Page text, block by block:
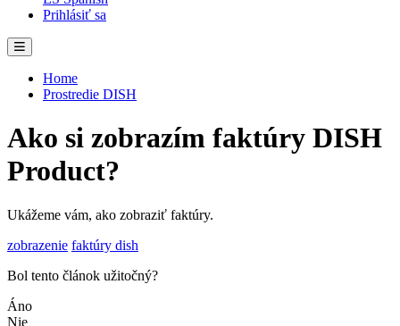
Prihlásiť sa
Home
Prostredie DISH
Ako si zobrazím faktúry DISH
Product?
Ukážeme vám, ako zobraziť faktúry.
zobrazenie faktúry dish
Bol tento článok užitočný?
Áno
Nie